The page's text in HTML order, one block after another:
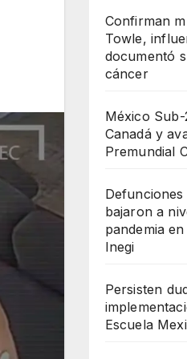
Confirman
Towle,
documentó
cáncer
México
Canadá y
Premundial
bajaron a
pandemia
Inegi
Persisten
Escuela